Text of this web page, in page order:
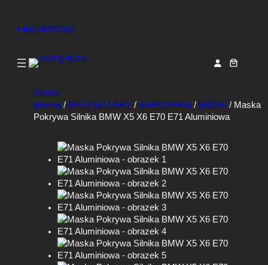
+48574397555
Strona
główna / BESTSELLERY / KAROSERIA / MASKI / Maska
Pokrywa Silnika BMW X5 X6 E70 E71 Aluminiowa